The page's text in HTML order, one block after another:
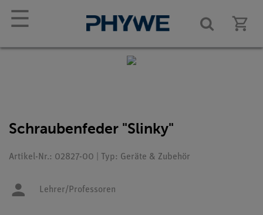
☰
Schraubenfeder "Slinky"
Artikel-Nr.: 02827-00 | Typ: Geräte & Zubehör
Lehrer/Professoren